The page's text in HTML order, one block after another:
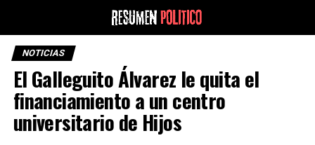
NOTICIAS
El Galleguito Álvarez le quita el
financiamiento a un centro
universitario de Hijos